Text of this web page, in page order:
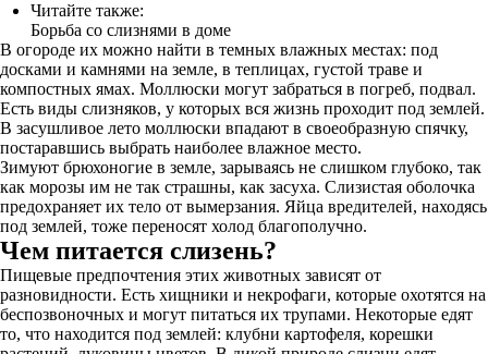
Читайте также:
Борьба со слизнями в доме
В огороде их можно найти в темных влажных местах: под
досками и камнями на земле, в теплицах, густой траве и
компостных ямах. Моллюски могут забраться в погреб, подвал.
Есть виды слизняков, у которых вся жизнь проходит под землей.
В засушливое лето моллюски впадают в своеобразную спячку,
постаравшись выбрать наиболее влажное место.
Зимуют брюхоногие в земле, зарываясь не слишком глубоко, так
как морозы им не так страшны, как засуха. Слизистая оболочка
предохраняет их тело от вымерзания. Яйца вредителей, находясь
под землей, тоже переносят холод благополучно.
Чем питается слизень?
Пищевые предпочтения этих животных зависят от
разновидности. Есть хищники и некрофаги, которые охотятся на
беспозвоночных и могут питаться их трупами. Некоторые едят
то, что находится под землей: клубни картофеля, корешки